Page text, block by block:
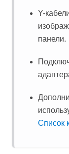
Y-
панели.
Список